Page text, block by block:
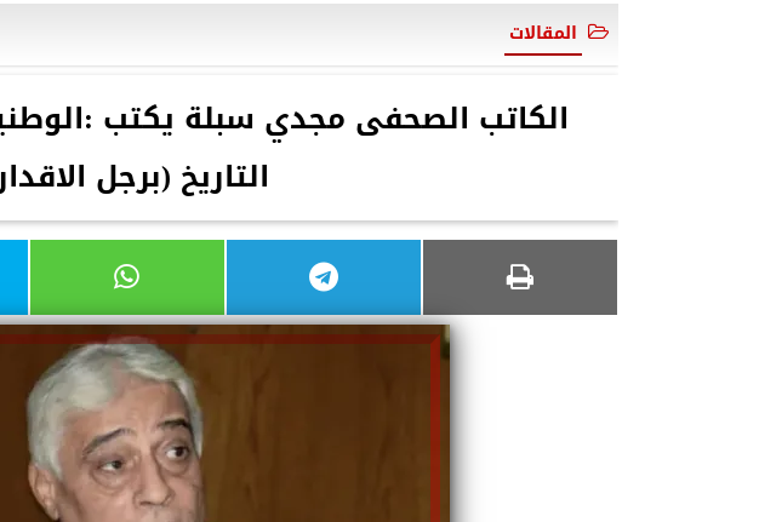
المقالات
الكاتب الصحفى مجدي سبلة يكتب
التاريخ (برجل